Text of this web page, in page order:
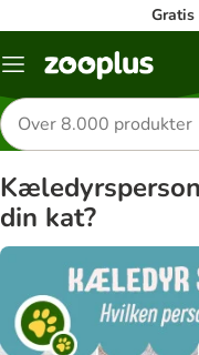
Gratis
Menu
Søg
efter
produkter
din kat?